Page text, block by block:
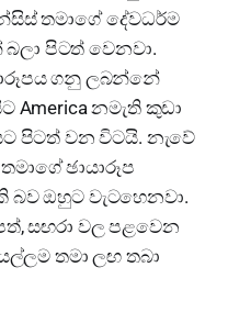
තමාගේ දේවධර්ම
පිටත් වෙනවා.
ගනු ලබන්නේ
America නමැති කුඩා
පිටත් වන විටයි. නැවේ
ඡායාරූප
ඔහුට වැටහෙනවා.
සඟරා වල පළවෙන
තමා ලඟ තබා